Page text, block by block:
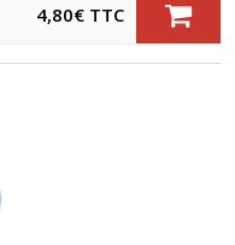
4,80€ TTC